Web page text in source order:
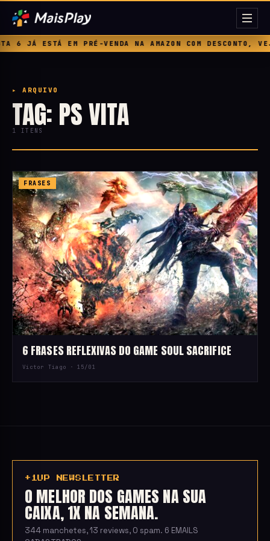
6 JÁ ESTÁ EM PRÉ-VENDA NA AMAZON COM DESCONTO,
▸ ARQUIVO
TAG: PS VITA
1 ITENS
FRASES
6 FRASES REFLEXIVAS DO GAME SOUL SACRIFICE
Victor Tiago ·15/01
+1UP NEWSLETTER
O MELHOR DOS GAMES NA SUA
CAIXA, 1X NA SEMANA.
344 manchetes, 13 reviews, 0 spam. 6 EMAILS